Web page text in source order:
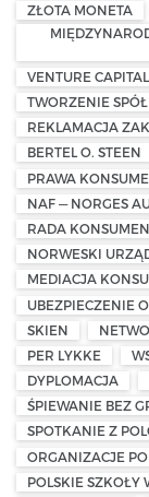
ZŁOTA MONETA
VENTURE CAPITAL
TWORZENIE
REKLAMACJA
BERTEL O. STEEN
PRAWA
NAF — NORGES
RADA
NORWESKI
MEDIACJA
UBEZPIECZENIE
SKIEN
PER LYKKE
DYPLOMACJA
ŚPIEWANIE BEZ
SPOTKANIE Z
ORGANIZACJE
POLSKIE SZKOŁY